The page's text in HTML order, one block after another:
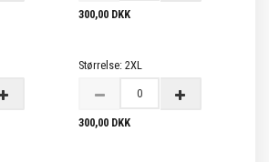
300,00 DKK
Størrelse: 2XL
300,00 DKK